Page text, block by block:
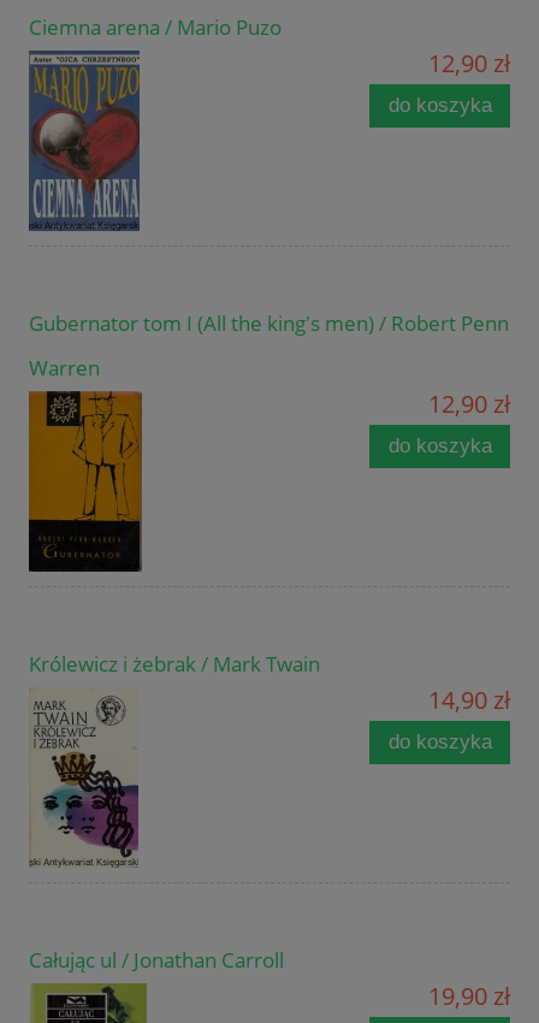
Ciemna arena / Mario Puzo
12,90 zł
do koszyka
Gubernator tom I (All the king's men) / Robert Penn
Warren
12,90 zł
do koszyka
Królewicz i żebrak / Mark Twain
14,90 zł
do koszyka
Całując ul / Jonathan Carroll
19,90 zł